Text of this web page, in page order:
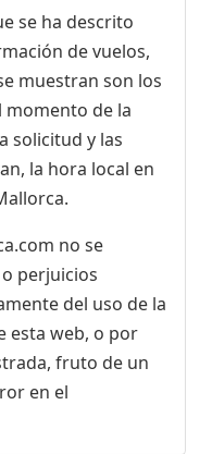
se ha descrito
de vuelos,
muestran son los
momento de la
solicitud y las
la hora local en
no se
perjuicios
del uso de la
esta web, o por
fruto de un
en el